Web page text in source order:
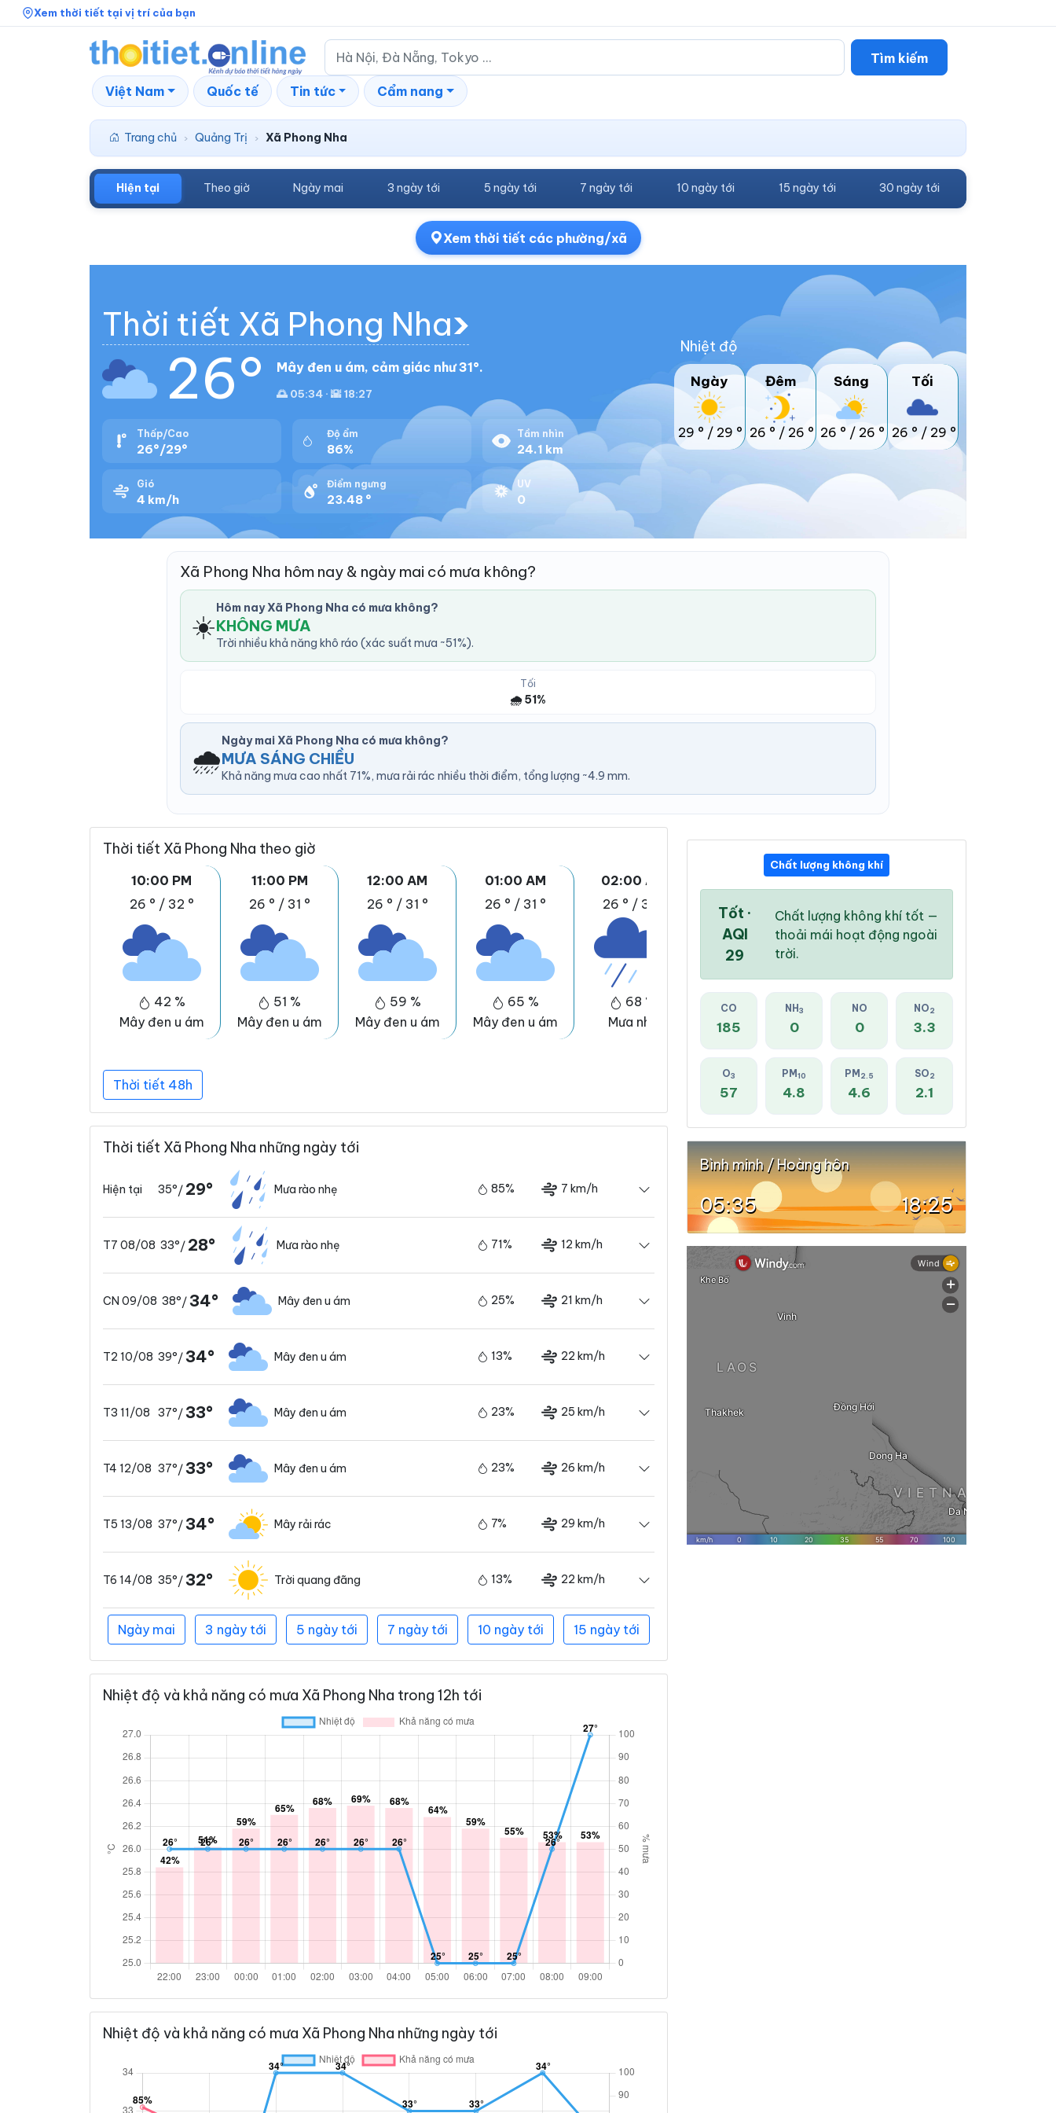
Xem thời tiết tại vị trí của bạn
Tìm kiếm
Việt Nam Quốc tế Tin tức Cẩm nang
Trang chủ › Quảng Trị › Xã Phong Nha
Hiện tại Theo giờ Ngày mai 3 ngày tới 5 ngày tới 7 ngày tới 10 ngày tới 15 ngày tới 30 ngày tới
Xem thời tiết các phường/xã
Thời tiết Xã Phong Nha
26° Mây đen u ám, cảm giác như 31°.
🌅 05:34 · 🌇 18:27
Thấp/Cao
26°/29°
Độ ẩm
86%
Tầm nhìn
24.1 km
Gió
4 km/h
Điểm ngưng
23.48 °
UV
0
Nhiệt độ
Ngày
29 ° / 29 °
Đêm
26 ° / 26 °
Sáng
26 ° / 26 °
Tối
26 ° / 29 °
Xã Phong Nha hôm nay & ngày mai có mưa không?
☀️
Hôm nay Xã Phong Nha có mưa không?
KHÔNG MƯA
Trời nhiều khả năng khô ráo (xác suất mưa ~51%).
Tối
🌧️ 51%
🌧️
Ngày mai Xã Phong Nha có mưa không?
MƯA SÁNG CHIỀU
Khả năng mưa cao nhất 71%, mưa rải rác nhiều thời điểm, tổng lượng ~4.9 mm.
Thời tiết Xã Phong Nha theo giờ
10:00 PM
26 ° / 32 °
42 %
Mây đen u ám
11:00 PM
26 ° / 31 °
51 %
Mây đen u ám
12:00 AM
26 ° / 31 °
59 %
Mây đen u ám
01:00 AM
26 ° / 31 °
65 %
Mây đen u ám
02:00 AM
26 ° / 31 °
68 %
Mưa nhẹ
03:00 AM
26 °
Mưa rào nhẹ
04:00 AM
68 %
Mây đen u ám
Thời tiết 48h
Thời tiết Xã Phong Nha những ngày tới
Hiện tại 35°/ 29° Mưa rào nhẹ 85% 7 km/h
T7 08/08 33°/ 28° Mưa rào nhẹ 71% 12 km/h
CN 09/08 38°/34° Mây đen u ám 25% 21 km/h
T2 10/08 39°/34° Mây đen u ám 13% 22 km/h
T3 11/08 37°/33° Mây đen u ám 23% 25 km/h
T4 12/08 37°/33° Mây đen u ám 23% 26 km/h
T5 13/08 37°/34° Mây rải rác 7% 29 km/h
T6 14/08 35°/32° Trời quang đãng 13% 22 km/h
Ngày mai 3 ngày tới 5 ngày tới 7 ngày tới 10 ngày tới 15 ngày tới
Nhiệt độ và khả năng có mưa Xã Phong Nha trong 12h tới
Nhiệt độ và khả năng có mưa Xã Phong Nha những ngày tới
Chất lượng không khí
Tốt ·
AQI
29
Chất lượng không khí tốt —
thoải mái hoạt động ngoài
trời.
CO
185
NH 3
0
NO
0
NO2
3.3
O3
57
PM 10
4.8
PM 2.5
4.6
SO2
2.1
Bình minh / Hoàng hôn
05:35 18:25